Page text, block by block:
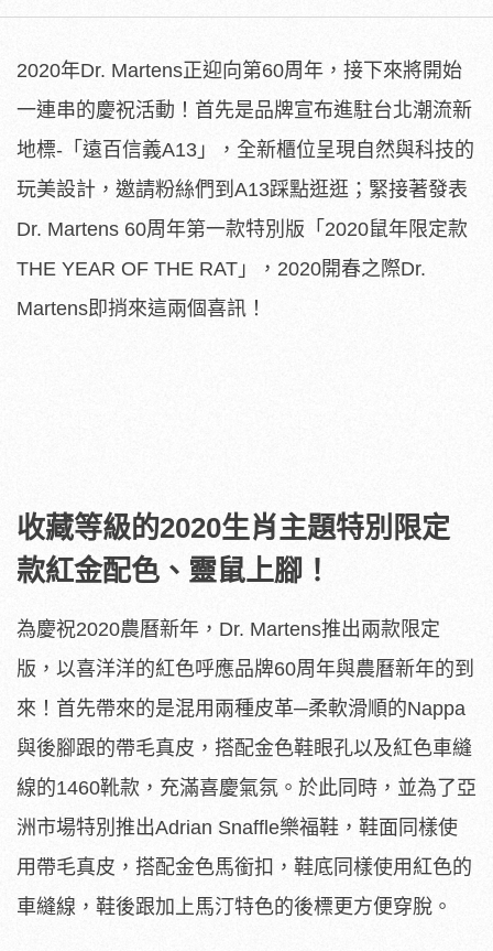
2020年Dr. Martens正迎向第60周年，接下來將開始
一連串的慶祝活動！首先是品牌宣布進駐台北潮流新
地標-「遠百信義A13」，全新櫃位呈現自然與科技的
玩美設計，邀請粉絲們到A13踩點逛逛；緊接著發表
Dr. Martens 60周年第一款特別版「2020鼠年限定款
THE YEAR OF THE RAT」，2020開春之際Dr.
Martens即捎來這兩個喜訊！
收藏等級的2020生肖主題特別限定
款紅金配色、靈鼠上腳！
為慶祝2020農曆新年，Dr. Martens推出兩款限定
版，以喜洋洋的紅色呼應品牌60周年與農曆新年的到
來！首先帶來的是混用兩種皮革─柔軟滑順的Nappa
與後腳跟的帶毛真皮，搭配金色鞋眼孔以及紅色車縫
線的1460靴款，充滿喜慶氣氛。於此同時，並為了亞
洲市場特別推出Adrian Snaffle樂福鞋，鞋面同樣使
用帶毛真皮，搭配金色馬銜扣，鞋底同樣使用紅色的
車縫線，鞋後跟加上馬汀特色的後標更方便穿脫。